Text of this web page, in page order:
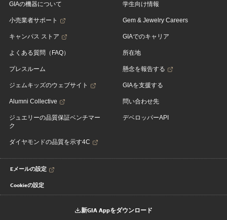
GIAの機器について
小売業者サポート
キャンパス ストア
よくある質問（FAQ）
プレスルーム
ジェムキッズのウェブサイト
Alumni Collective
ジュエリーの品質保証ベンチマー
ク
ダイヤモンドの品質を示す4C
学生向け情報
Gem & Jewelry Careers
GIAでのキャリア
所在地
懸念を報告する
GIAを支援する
問い合わせ先
デベロッパーAPI
Eメールの設定
Cookieの設定
新GIA Appをダウンロード